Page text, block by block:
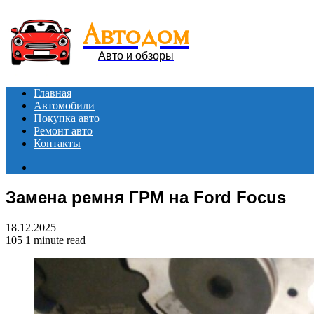
Автодом
Авто и обзоры
Главная
Автомобили
Покупка авто
Ремонт авто
Контакты
Замена ремня ГРМ на Ford Focus
18.12.2025
105 1 minute read